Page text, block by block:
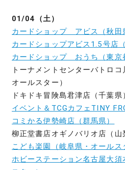
01/04（土）
カードショップ アビス（秋田
カードショップアビス1.5号店
カードショップ おうち（東京
トーナメントセンターバトロコ
オールスター）
ドキドキ冒険島君津店（千葉県
イベント＆TCGカフェTINY
コミかる伊勢崎店（群馬県）
柳正堂書店オギノバリオ店（山
こども楽園（岐阜県・オールス
ホビーステーション名古屋大